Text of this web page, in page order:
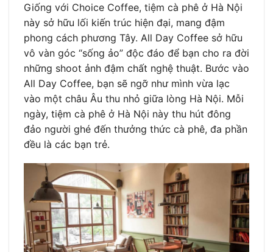
Giống với Choice Coffee, tiệm cà phê ở Hà Nội
này sở hữu lối kiến trúc hiện đại, mang đậm
phong cách phương Tây. All Day Coffee sở hữu
vô vàn góc “sống ảo” độc đáo để bạn cho ra đời
những shoot ảnh đậm chất nghệ thuật. Bước vào
All Day Coffee, bạn sẽ ngỡ như mình vừa lạc
vào một châu Âu thu nhỏ giữa lòng Hà Nội. Mỗi
ngày, tiệm cà phê ở Hà Nội này thu hút đông
đảo người ghé đến thưởng thức cà phê, đa phần
đều là các bạn trẻ.